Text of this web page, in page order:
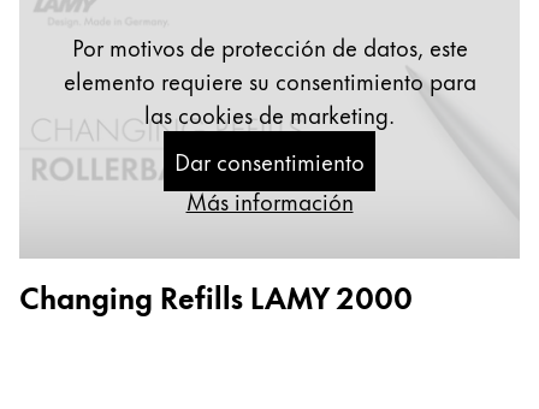
LAMY Community
Escritura creativa con Betty Soldi
Escritura creativa con Betty Soldi
Escritura creativa con Betty Soldi
LAMY Stories
LAMY dialog urushi
Acerca de LAMY
Changing Refills LAMY 2000
Por motivos de protección de datos, este
elemento requiere su consentimiento para
las cookies de marketing.
Dar consentimiento
Más información